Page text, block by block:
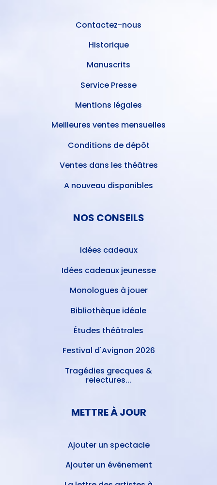
Contactez-nous
Historique
Manuscrits
Service Presse
Mentions légales
Meilleures ventes mensuelles
Conditions de dépôt
Ventes dans les théâtres
A nouveau disponibles
NOS CONSEILS
Idées cadeaux
Idées cadeaux jeunesse
Monologues à jouer
Bibliothèque idéale
Études théâtrales
Festival d'Avignon 2026
Tragédies grecques &
relectures...
METTRE À JOUR
Ajouter un spectacle
Ajouter un événement